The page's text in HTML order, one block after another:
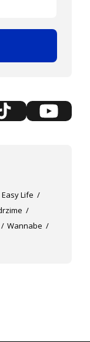
Easy Life
Wannabe